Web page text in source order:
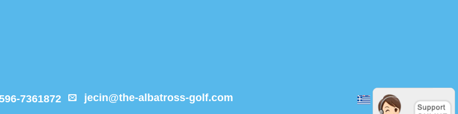
7361872 jecin@the-albatross-golf.com ελληνικά